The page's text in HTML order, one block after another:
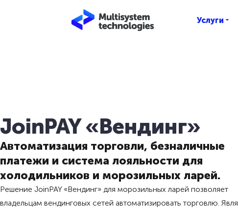
Услуги
JoinPAY «Вендинг»
Автоматизация торговли, безналичные
платежи и система лояльности для
холодильников и морозильных ларей.
Решение JoinPAY «Вендинг» для морозильных ларей позволяет
владельцам вендинговых сетей автоматизировать торговлю.